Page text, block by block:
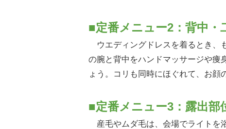
■定番メニュー2：背中・
ウエディングドレスを着るとき、
の腕と背中をハンドマッサージや痩
ょう。コリも同時にほぐれて、お顔
■定番メニュー3：露出部
産毛やムダ毛は、会場でライトを